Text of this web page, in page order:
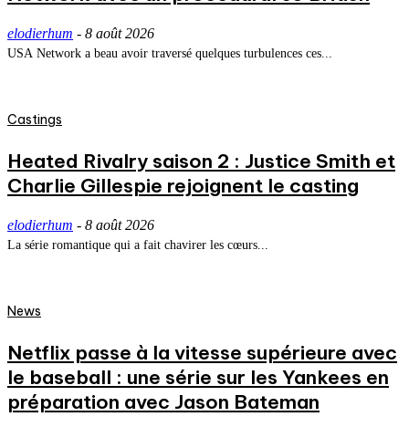
elodierhum - 8 août 2026
USA Network a beau avoir traversé quelques turbulences ces...
Castings
Heated Rivalry saison 2 : Justice Smith et
Charlie Gillespie rejoignent le casting
elodierhum - 8 août 2026
La série romantique qui a fait chavirer les cœurs...
News
Netflix passe à la vitesse supérieure avec
le baseball : une série sur les Yankees en
préparation avec Jason Bateman